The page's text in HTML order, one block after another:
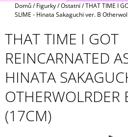
Domů/ Figurky/Ostatní/THAT TIME I
SLIME - Hinata Sakaguchi ver. B
THAT TIME I GOT
REINCARNATED
HINATA
OTHERWOLRDER
(17CM)
T
Ř
E
B
U
J
E
T
E
N